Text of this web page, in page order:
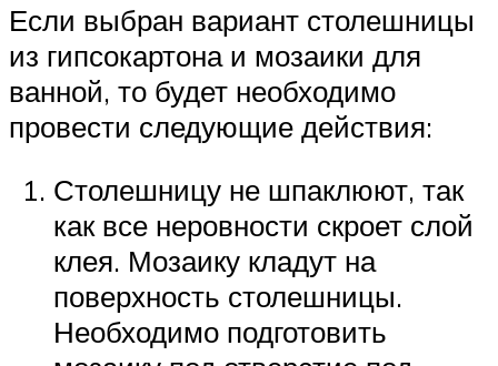
Если выбран вариант столешницы
из гипсокартона и мозаики для
ванной, то будет необходимо
провести следующие действия:
Столешницу не шпаклюют, так
как все неровности скроет слой
клея. Мозаику кладут на
поверхность столешницы.
Необходимо подготовить